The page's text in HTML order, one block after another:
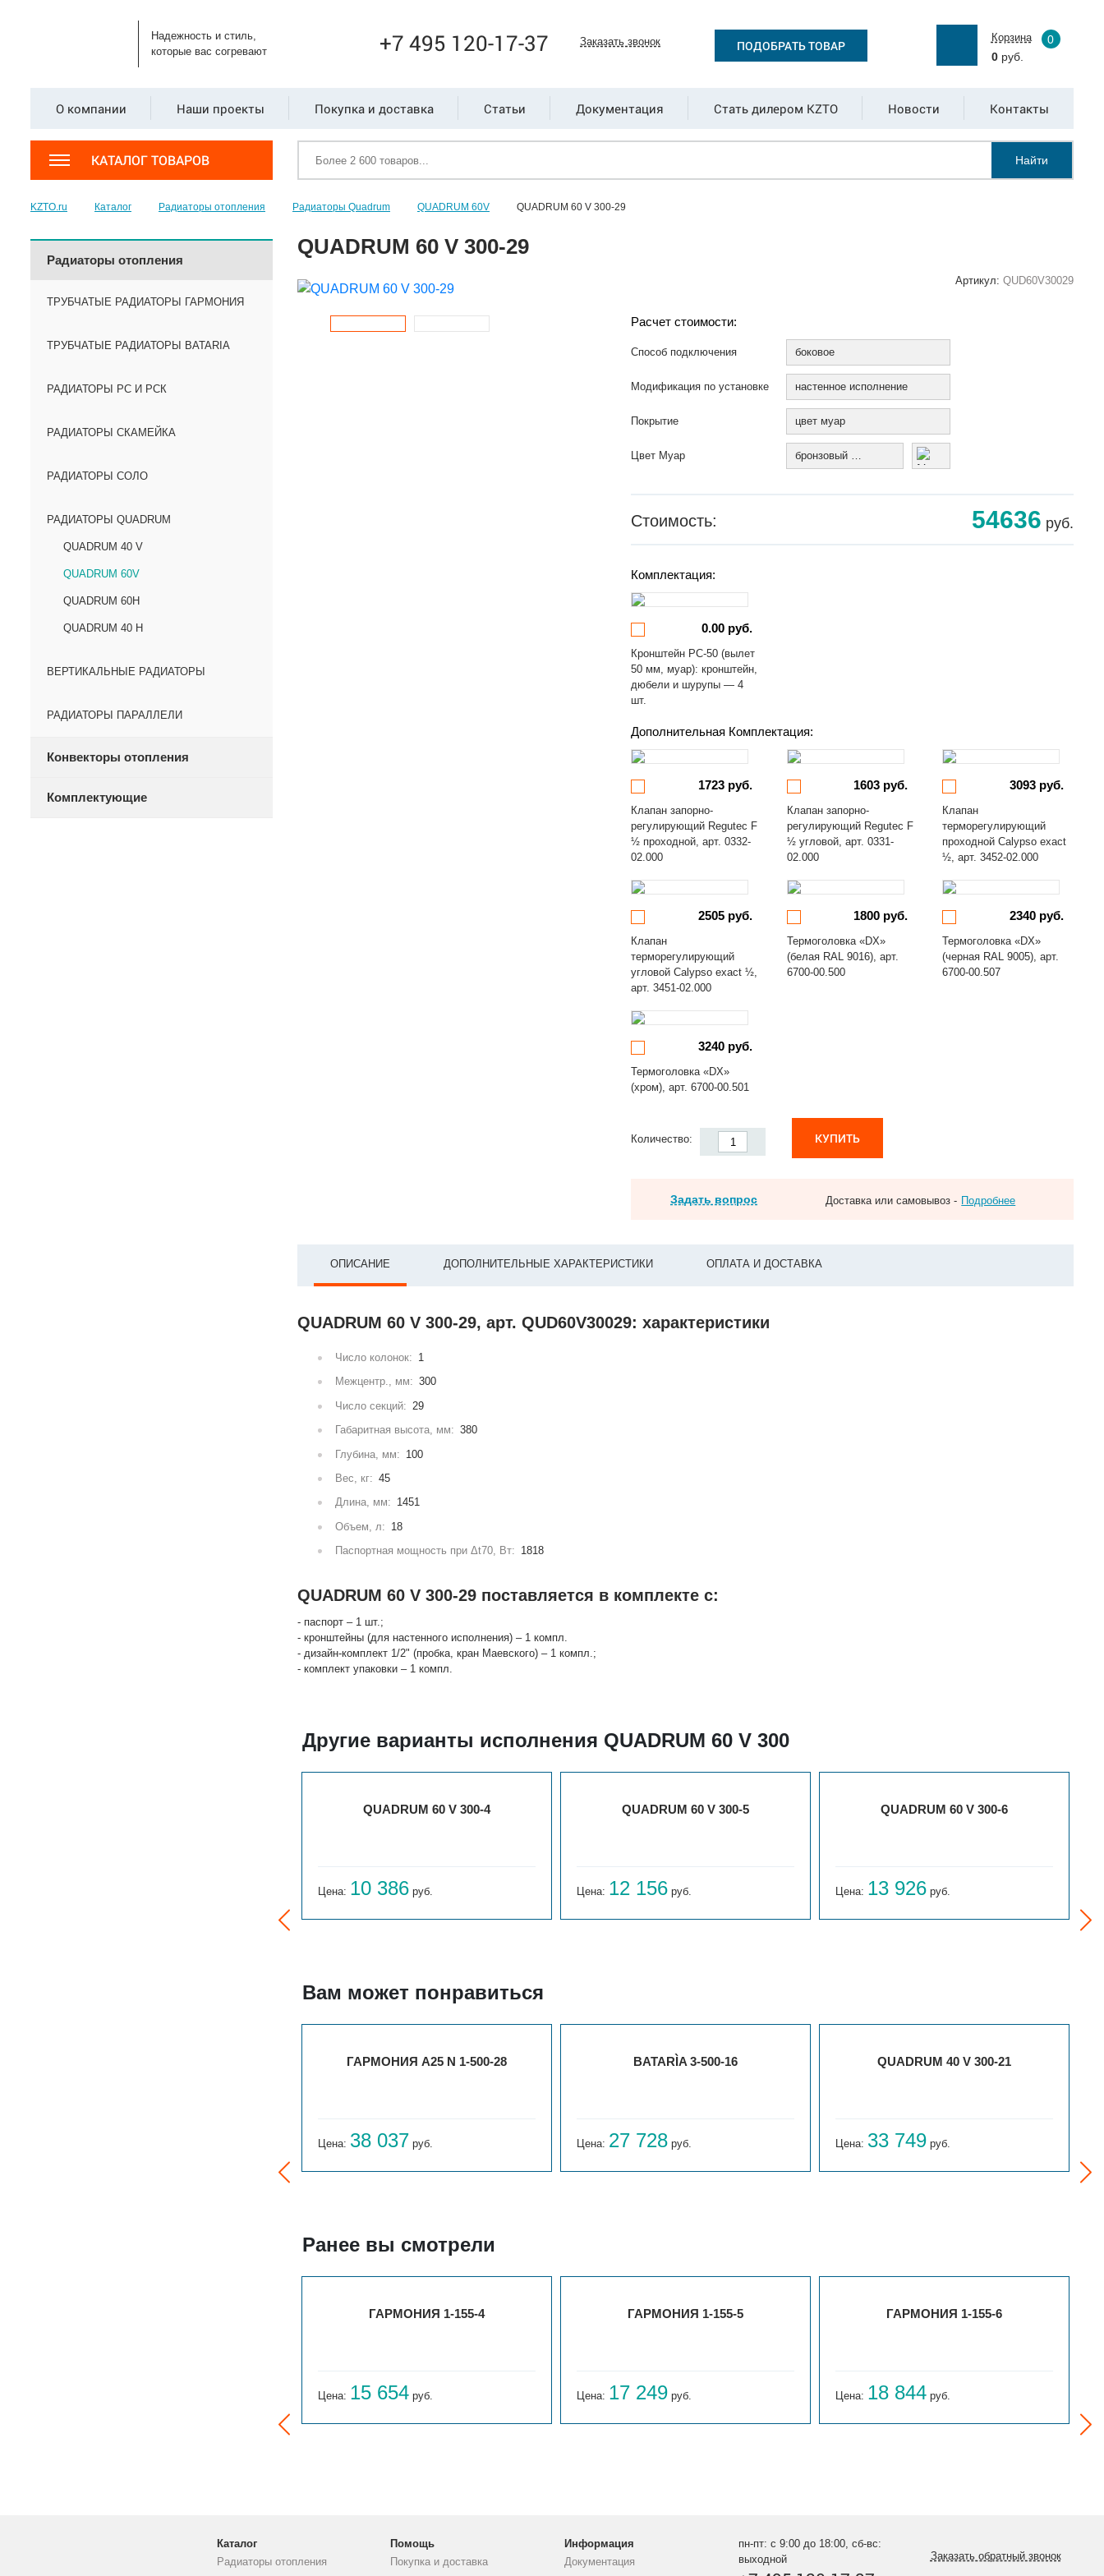
Надежность и стиль,
которые вас согревают
+7 495 120-17-37 Заказать звонок ПОДОБРАТЬ ТОВАР
Корзина
0
0руб.
О компании Наши проекты Покупка и доставка Статьи Документация Стать дилером KZTO Новости Контакты
КАТАЛОГ ТОВАРОВ Найти
KZTO.ru Каталог Радиаторы отопления Радиаторы Quadrum QUADRUM 60V QUADRUM 60 V 300-29
Радиаторы отопления
ТРУБЧАТЫЕ РАДИАТОРЫ ГАРМОНИЯ
ТРУБЧАТЫЕ РАДИАТОРЫ BATARIA
РАДИАТОРЫ РС И РСК
РАДИАТОРЫ СКАМЕЙКА
РАДИАТОРЫ СОЛО
РАДИАТОРЫ QUADRUM
QUADRUM 40 V
QUADRUM 60V
QUADRUM 60H
QUADRUM 40 H
ВЕРТИКАЛЬНЫЕ РАДИАТОРЫ
РАДИАТОРЫ ПАРАЛЛЕЛИ
Конвекторы отопления
Комплектующие
QUADRUM 60 V 300-29
Артикул: QUD60V30029
Расчет стоимости:
Способ подключения боковое
Модификация по установке настенное исполнение
Покрытие цвет муар
Цвет Муар бронзовый муар
Стоимость: 54636 руб.
Комплектация:
0.00 руб.
Кронштейн РС-50 (вылет
50 мм, муар): кронштейн,
дюбели и шурупы — 4
шт.
Дополнительная Комплектация:
1723 руб.
Клапан запорно-
регулирующий Regutec F
½ проходной, арт. 0332-
02.000
1603 руб.
Клапан запорно-
регулирующий Regutec F
½ угловой, арт. 0331-
02.000
3093 руб.
Клапан
терморегулирующий
проходной Calypso exact
½, арт. 3452-02.000
2505 руб.
Клапан
терморегулирующий
угловой Calypso exact ½,
арт. 3451-02.000
1800 руб.
Термоголовка «DX»
(белая RAL 9016), арт.
6700-00.500
2340 руб.
Термоголовка «DX»
(черная RAL 9005), арт.
6700-00.507
3240 руб.
Термоголовка «DX»
(хром), арт. 6700-00.501
Количество: КУПИТЬ
Задать вопрос Доставка или самовывоз - Подробнее
ОПИСАНИЕ ДОПОЛНИТЕЛЬНЫЕ ХАРАКТЕРИСТИКИ ОПЛАТА И ДОСТАВКА
QUADRUM 60 V 300-29, арт. QUD60V30029: характеристики
Число колонок: 1
Межцентр., мм: 300
Число секций: 29
Габаритная высота, мм: 380
Глубина, мм: 100
Вес, кг: 45
Длина, мм: 1451
Объем, л: 18
Паспортная мощность при Δt70, Вт: 1818
QUADRUM 60 V 300-29 поставляется в комплекте с:
- паспорт – 1 шт.;
- кронштейны (для настенного исполнения) – 1 компл.
- дизайн-комплект 1/2" (пробка, кран Маевского) – 1 компл.;
- комплект упаковки – 1 компл.
Другие варианты исполнения QUADRUM 60 V 300
QUADRUM 60 V 300-4
Цена: 10 386 руб.
QUADRUM 60 V 300-5
Цена: 12 156 руб.
QUADRUM 60 V 300-6
Цена: 13 926 руб.
Вам может понравиться
ГАРМОНИЯ А25 N 1-500-28
Цена: 38 037 руб.
BATARÌA 3-500-16
Цена: 27 728 руб.
QUADRUM 40 V 300-21
Цена: 33 749 руб.
Ранее вы смотрели
ГАРМОНИЯ 1-155-4
Цена: 15 654 руб.
ГАРМОНИЯ 1-155-5
Цена: 17 249 руб.
ГАРМОНИЯ 1-155-6
Цена: 18 844 руб.
Каталог
Радиаторы отопления
Помощь
Покупка и доставка
Информация
Документация
пн-пт: с 9:00 до 18:00, сб-вс:
выходной
Заказать обратный звонок